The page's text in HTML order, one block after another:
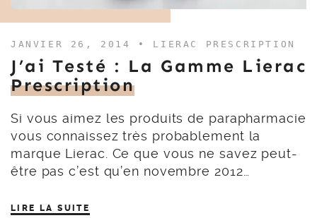
JANVIER 26, 2014 • LIERAC PRESCRIPTION
J’ai Testé : La Gamme Lierac
Prescription
Si vous aimez les produits de parapharmacie
vous connaissez très probablement la
marque Lierac. Ce que vous ne savez peut-
être pas c’est qu’en novembre 2012…
LIRE LA SUITE